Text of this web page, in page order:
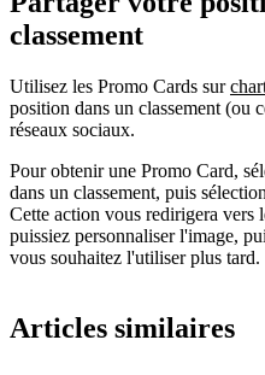
classement
Utilisez les Promo Cards sur
position dans un classement (ou
réseaux sociaux.
Pour obtenir une Promo Card,
dans un classement, puis
Cette action vous redirigera vers
puissiez personnaliser l'image,
vous souhaitez l'utiliser plus tard.
Articles similaires